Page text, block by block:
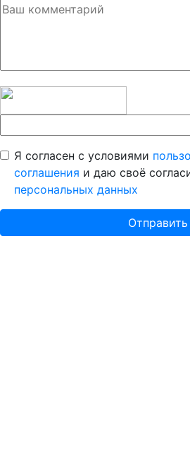
Я согласен с условиями
соглашения и даю своё
персональных данных